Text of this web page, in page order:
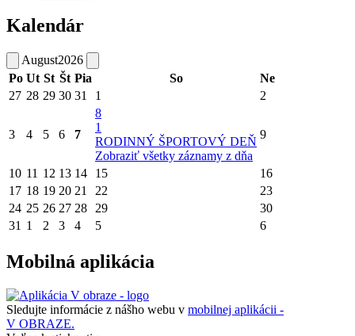
Kalendár
August2026
Po Ut St Št Pia So
Ne
27 28 29 30 31 1 2
3 4 5 6 7
8
1
RODINNÝ ŠPORTOVÝ DEŇ
Zobraziť všetky záznamy z dňa
9
10 11 12 13 14 15
16
17 18 19 20 21 22
23
24 25 26 27 28 29
30
31 1 2 3 4 5 6
Mobilná aplikácia
Sledujte informácie z nášho webu v mobilnej aplikácii -
V OBRAZE.